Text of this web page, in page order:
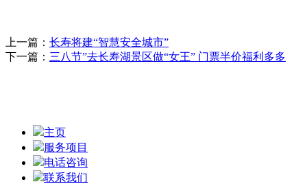
上一篇： 长寿将建“智慧安全城市”
下一篇： 三八节”去长寿湖景区做“女王” 门票半价福利多多
主页
服务项目
电话咨询
联系我们